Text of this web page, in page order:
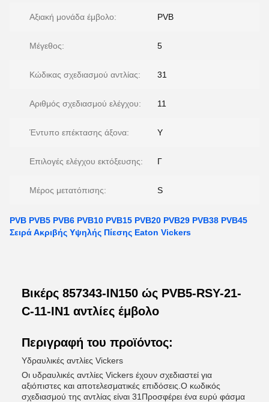
Αξιακή μονάδα έμβολο: PVB
Μέγεθος: 5
Κώδικας σχεδιασμού αντλίας: 31
Αριθμός σχεδιασμού ελέγχου: 11
Έντυπο επέκτασης άξονα: Y
Επιλογές ελέγχου εκτόξευσης: Γ
Μέρος μετατόπισης: S
PVB PVB5 PVB6 PVB10 PVB15 PVB20 PVB29 PVB38 PVB45
Σειρά Ακριβής Υψηλής Πίεσης Eaton Vickers
Βικέρς 857343-IN150 ώς PVB5-RSY-21-
C-11-IN1 αντλίες έμβολο
Περιγραφή του προϊόντος:
Υδραυλικές αντλίες Vickers
Οι υδραυλικές αντλίες Vickers έχουν σχεδιαστεί για
αξιόπιστες και αποτελεσματικές επιδόσεις.Ο κωδικός
σχεδιασμού της αντλίας είναι 31Προσφέρει ένα ευρύ φάσμα